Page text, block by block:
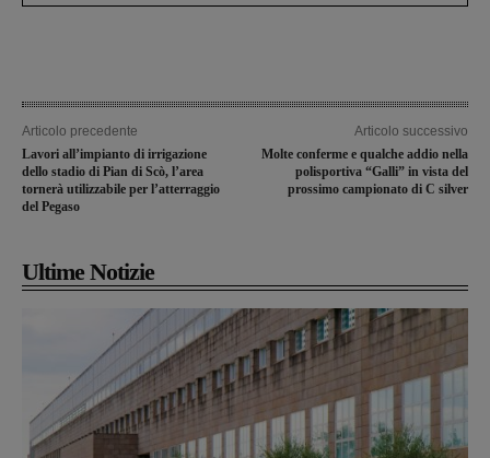
Articolo precedente
Lavori all’impianto di irrigazione
dello stadio di Pian di Scò, l’area
tornerà utilizzabile per l’atterraggio
del Pegaso
Articolo successivo
Molte conferme e qualche addio nella
polisportiva “Galli” in vista del
prossimo campionato di C silver
Ultime Notizie